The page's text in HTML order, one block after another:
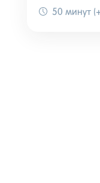
50 минут